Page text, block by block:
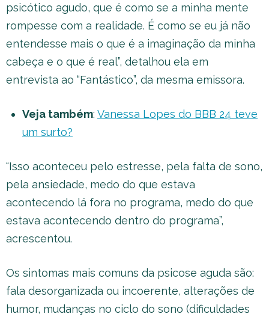
psicótico agudo, que é como se a minha mente
rompesse com a realidade. É como se eu já não
entendesse mais o que é a imaginação da minha
cabeça e o que é real”, detalhou ela em
entrevista ao “Fantástico”, da mesma emissora.
Veja também: Vanessa Lopes do BBB 24 teve
um surto?
“Isso aconteceu pelo estresse, pela falta de sono,
pela ansiedade, medo do que estava
acontecendo lá fora no programa, medo do que
estava acontecendo dentro do programa”,
acrescentou.
Os sintomas mais comuns da psicose aguda são:
fala desorganizada ou incoerente, alterações de
humor, mudanças no ciclo do sono (dificuldades